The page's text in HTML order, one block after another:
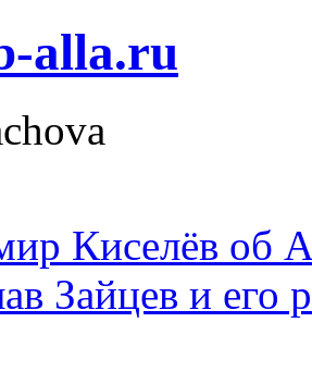
alla.ru
Киселёв об
Зайцев и его